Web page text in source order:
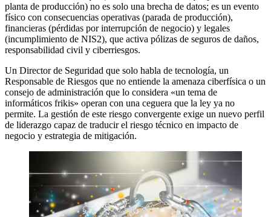
planta de producción) no es solo una brecha de datos; es un evento
físico con consecuencias operativas (parada de producción),
financieras (pérdidas por interrupción de negocio) y legales
(incumplimiento de NIS2), que activa pólizas de seguros de daños,
responsabilidad civil y ciberriesgos.
Un Director de Seguridad que solo habla de tecnología, un
Responsable de Riesgos que no entiende la amenaza ciberfísica o un
consejo de administración que lo considera «un tema de
informáticos frikis» operan con una ceguera que la ley ya no
permite. La gestión de este riesgo convergente exige un nuevo perfil
de liderazgo capaz de traducir el riesgo técnico en impacto de
negocio y estrategia de mitigación.